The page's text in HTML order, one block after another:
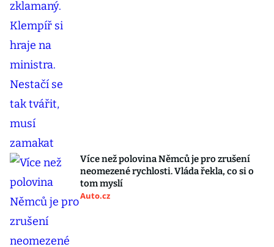
Více než polovina Němců je pro zrušení
neomezené rychlosti. Vláda řekla, co si o
tom myslí
Auto.cz